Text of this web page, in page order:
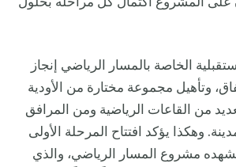
على المشروع اكتمال كل مراحله بحلول
الخاصة بالمسار الرياضي إنجاز
وتأهيل مجموعة مختارة من الأودية
من القاعات الرياضية ومن المرافق
وهكذا يؤكد افتتاح المرحلة الأولى
يشهده مشروع المسار الرياضي، والذي